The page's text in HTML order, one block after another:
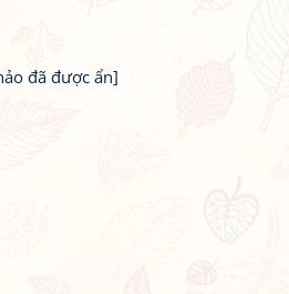
đã được ẩn]